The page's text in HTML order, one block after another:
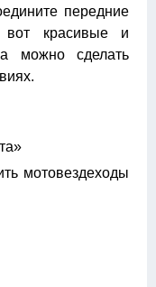
передние
красивые и
можно сделать
мотовездеходы